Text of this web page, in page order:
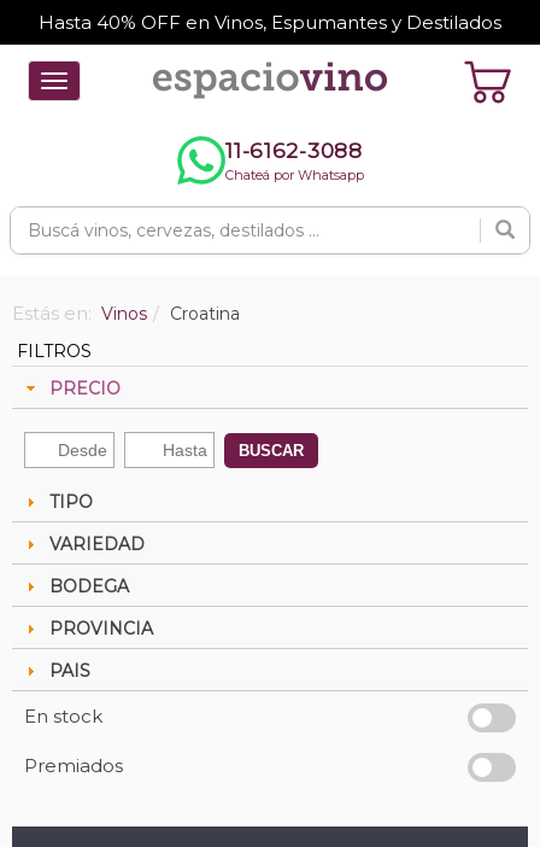
Hasta 40% OFF en Vinos, Espumantes y Destilados
Toggle
navigation
11-6162-3088
Chateá por Whatsapp
Estás en: Vinos
Croatina
FILTROS
PRECIO
BUSCAR
TIPO
VARIEDAD
BODEGA
PROVINCIA
PAIS
En stock
Premiados